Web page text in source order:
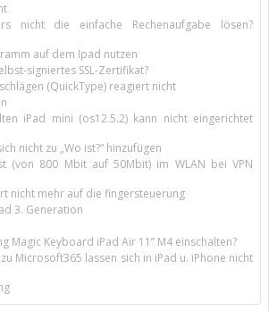
nicht die einfache Rechenaufgabe lösen?
auf dem Ipad nutzen
signiertes SSL-Zertifikat?
(QuickType) reagiert nicht
iPad mini (os12.5.2) kann nicht eingerichtet
nicht zu „Wo ist?“ hinzufügen
(von 800 Mbit auf 50Mbit) im WLAN bei VPN
nicht mehr auf die fingersteuerung
3. Generation
Magic Keyboard iPad Air 11’’ M4 einschalten?
Microsoft365 lassen sich in iPad u. iPhone nicht